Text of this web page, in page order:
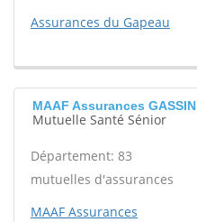
Assurances du Gapeau
MAAF Assurances GASSIN
Mutuelle Santé Sénior
Département: 83
mutuelles d'assurances
MAAF Assurances